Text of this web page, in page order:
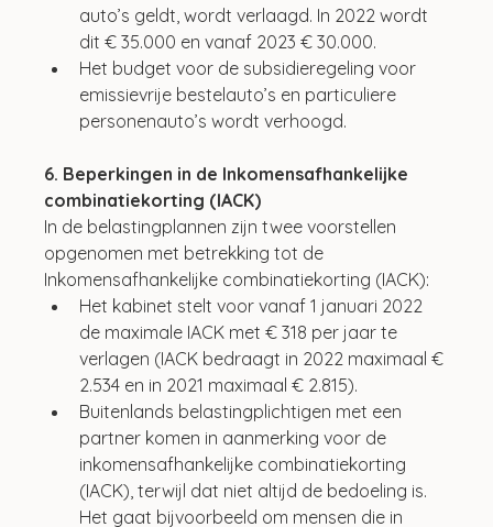
auto’s geldt, wordt verlaagd. In 2022 wordt
dit € 35.000 en vanaf 2023 € 30.000.
Het budget voor de subsidieregeling voor
emissievrije bestelauto’s en particuliere
personenauto’s wordt verhoogd.
6. Beperkingen in de Inkomensafhankelijke
combinatiekorting (IACK)
In de belastingplannen zijn twee voorstellen
opgenomen met betrekking tot de
Inkomensafhankelijke combinatiekorting (IACK):
Het kabinet stelt voor vanaf 1 januari 2022
de maximale IACK met € 318 per jaar te
verlagen (IACK bedraagt in 2022 maximaal €
2.534 en in 2021 maximaal € 2.815).
Buitenlands belastingplichtigen met een
partner komen in aanmerking voor de
inkomensafhankelijke combinatiekorting
(IACK), terwijl dat niet altijd de bedoeling is.
Het gaat bijvoorbeeld om mensen die in